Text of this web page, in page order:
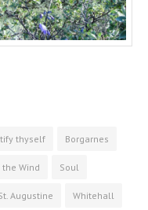
thyself Borgarnes
Wind Soul
Augustine Whitehall